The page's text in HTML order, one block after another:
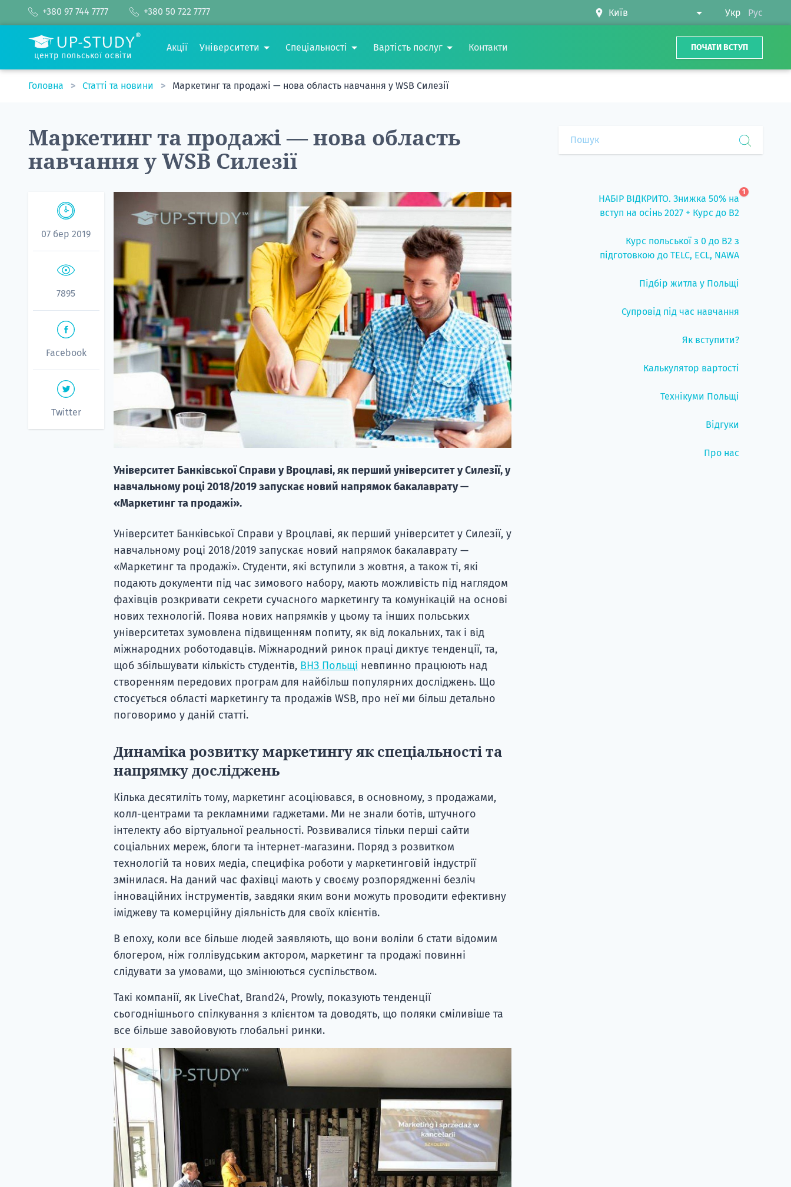
+380 97 744 7777 +380 50 722 7777 Укр Рус
центр польської освіти
Акції Університети Спеціальності Вартість послуг Контакти ПОЧАТИ ВСТУП
Головна Статті та новини Маркетинг та продажі — нова область навчання у WSB Силезії
Маркетинг та продажі — нова область
навчання у WSB Силезії
07 бер 2019
7895
Facebook
Twitter
Університет Банківської Справи у Вроцлаві, як перший університет у Силезії, у
навчальному році 2018/2019 запускає новий напрямок бакалаврату —
«Маркетинг та продажі».
Університет Банківської Справи у Вроцлаві, як перший університет у Силезії, у
навчальному році 2018/2019 запускає новий напрямок бакалаврату —
«Маркетинг та продажі». Студенти, які вступили з жовтня, а також ті, які
подають документи під час зимового набору, мають можливість під наглядом
фахівців розкривати секрети сучасного маркетингу та комунікацій на основі
нових технологій. Поява нових напрямків у цьому та інших польських
університетах зумовлена підвищенням попиту, як від локальних, так і від
міжнародних роботодавців. Міжнародний ринок праці диктує тенденції, та,
щоб збільшувати кількість студентів, ВНЗ Польщі невпинно працюють над
створенням передових програм для найбільш популярних досліджень. Що
стосується області маркетингу та продажів WSB, про неї ми більш детально
поговоримо у даній статті.
Динаміка розвитку маркетингу як спеціальності та
напрямку досліджень
Кілька десятиліть тому, маркетинг асоціювався, в основному, з продажами,
колл-центрами та рекламними гаджетами. Ми не знали ботів, штучного
інтелекту або віртуальної реальності. Розвивалися тільки перші сайти
соціальних мереж, блоги та інтернет-магазини. Поряд з розвитком
технологій та нових медіа, специфіка роботи у маркетинговій індустрії
змінилася. На даний час фахівці мають у своєму розпорядженні безліч
інноваційних інструментів, завдяки яким вони можуть проводити ефективну
іміджеву та комерційну діяльність для своїх клієнтів.
В епоху, коли все більше людей заявляють, що вони воліли б стати відомим
блогером, ніж голлівудським актором, маркетинг та продажі повинні
слідувати за умовами, що змінюються суспільством.
Такі компанії, як LiveChat, Brand24, Prowly, показують тенденції
сьогоднішнього спілкування з клієнтом та доводять, що поляки сміливіше та
все більше завойовують глобальні ринки.
НАБІР ВІДКРИТО. Знижка 50% на
вступ на осінь 2027 + Курс до B2
1
Курс польської з 0 до B2 з
підготовкою до TELC, ECL, NAWA
Підбір житла у Польщі
Супровід під час навчання
Як вступити?
Калькулятор вартості
Технікуми Польщі
Відгуки
Про нас